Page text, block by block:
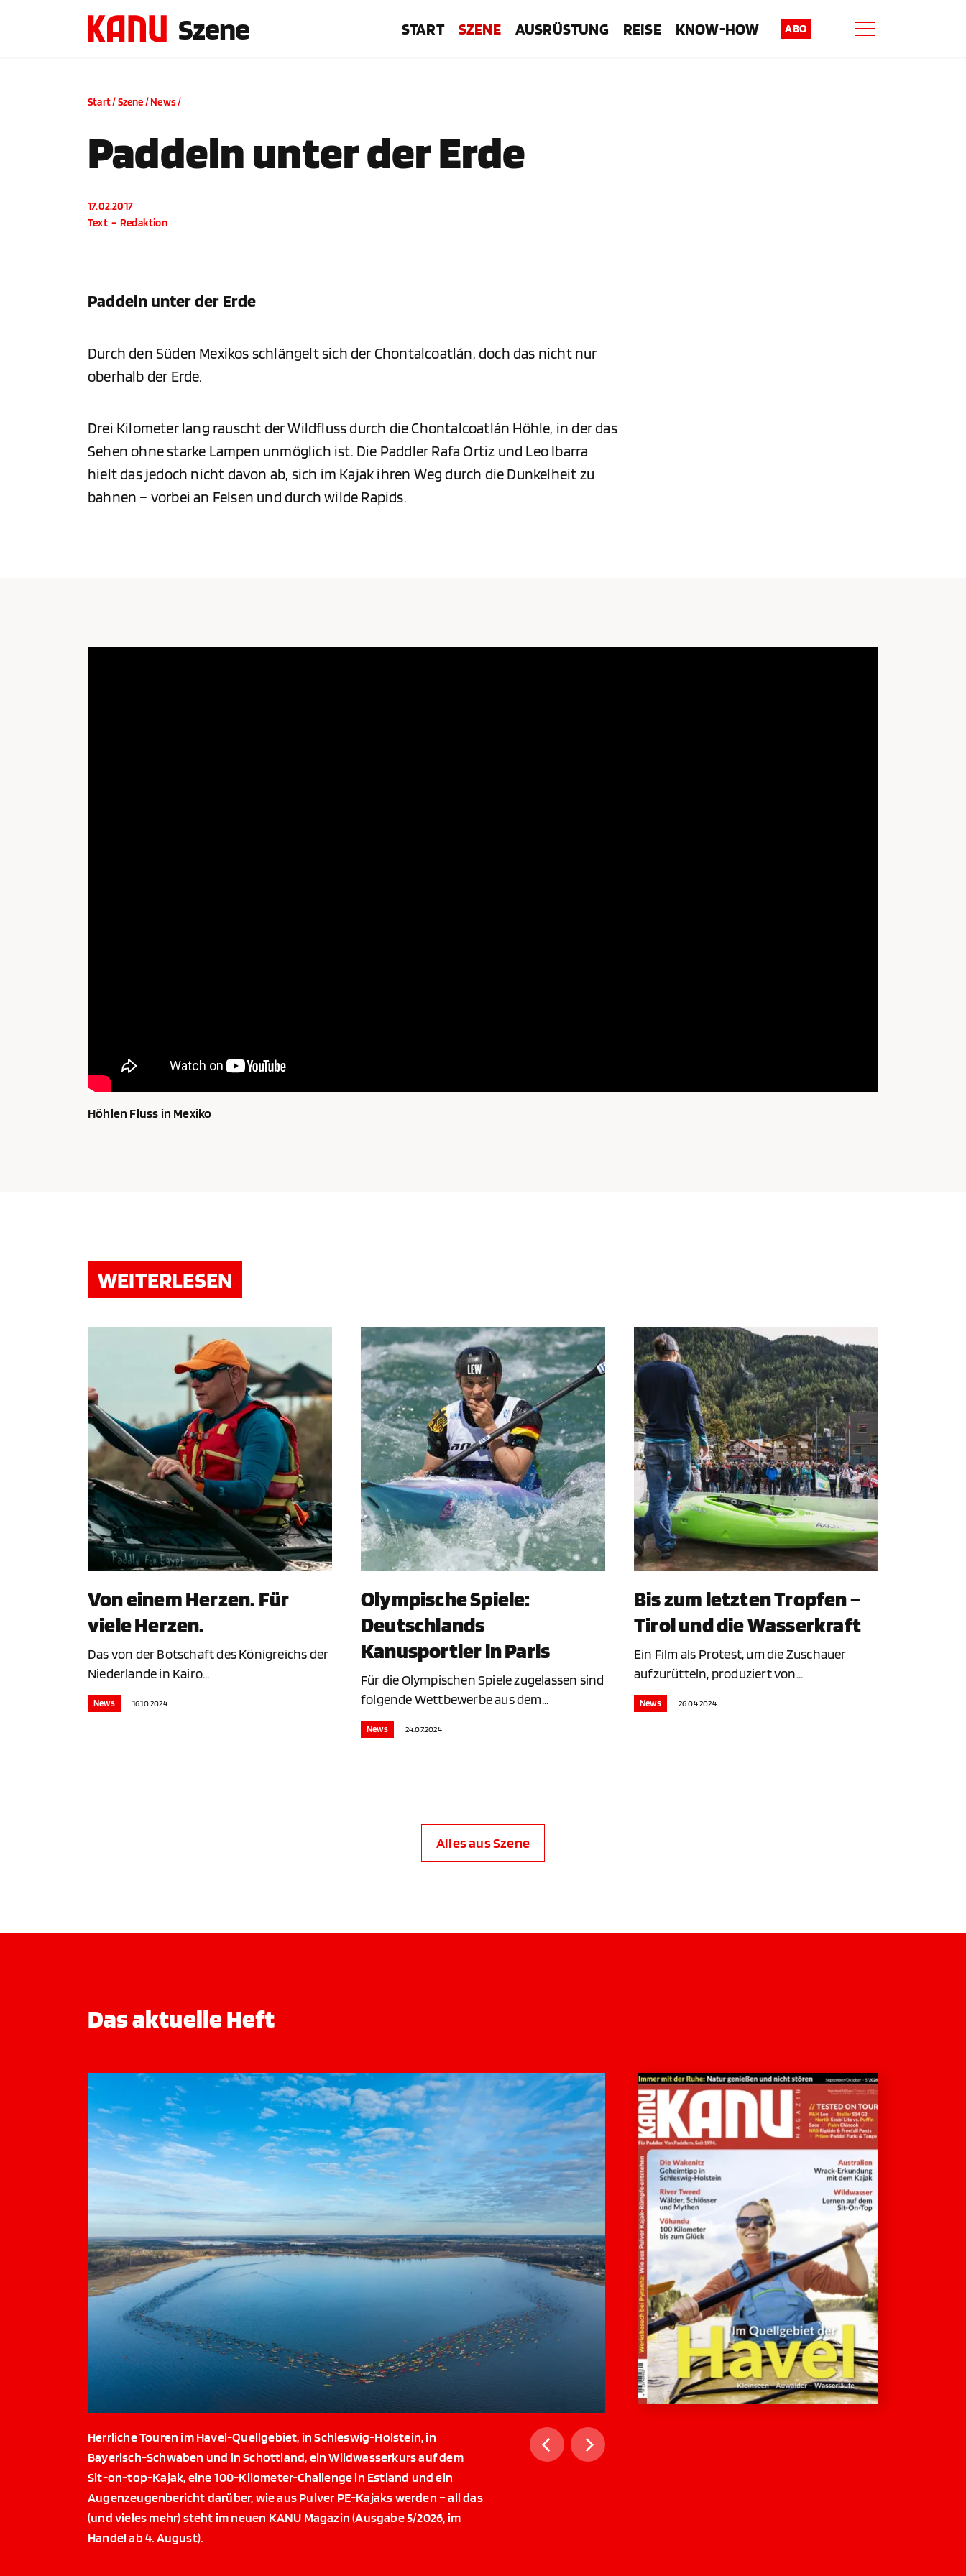
Szene START SZENE AUSRÜSTUNG REISE KNOW-HOW ABO
Start/Szene/News/
Paddeln unter der Erde
17.02.2017
Text – Redaktion
Paddeln unter der Erde
Durch den Süden Mexikos schlängelt sich der Chontalcoatlán, doch das nicht nur
oberhalb der Erde.
Drei Kilometer lang rauscht der Wildfluss durch die Chontalcoatlán Höhle, in der das
Sehen ohne starke Lampen unmöglich ist. Die Paddler Rafa Ortiz und Leo Ibarra
hielt das jedoch nicht davon ab, sich im Kajak ihren Weg durch die Dunkelheit zu
bahnen – vorbei an Felsen und durch wilde Rapids.
Höhlen Fluss in Mexiko
WEITERLESEN
Von einem Herzen. Für
viele Herzen.
Das von der Botschaft des Königreichs der
Niederlande in Kairo...
News 16.10.2024
Olympische Spiele:
Deutschlands
Kanusportler in Paris
Für die Olympischen Spiele zugelassen sind
folgende Wettbewerbe aus dem...
News 24.07.2024
Bis zum letzten Tropfen –
Tirol und die Wasserkraft
Ein Film als Protest, um die Zuschauer
aufzurütteln, produziert von...
News 26.04.2024
Alles aus Szene
Das aktuelle Heft
Herrliche Touren im Havel-Quellgebiet, in Schleswig-Holstein, in
Bayerisch-Schwaben und in Schottland, ein Wildwasserkurs auf dem
Sit-on-top-Kajak, eine 100-Kilometer-Challenge in Estland und ein
Augenzeugenbericht darüber, wie aus Pulver PE-Kajaks werden – all das
(und vieles mehr) steht im neuen KANU Magazin (Ausgabe 5/2026, im
Handel ab 4. August).